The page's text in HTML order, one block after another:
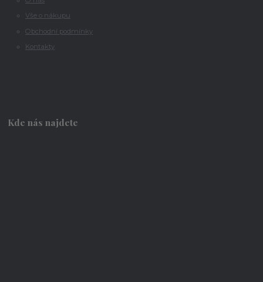
Vše o nákupu
Obchodní podmínky
Kontakty
Kde nás najdete